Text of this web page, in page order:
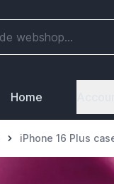
Home
iPhone 16 Plus